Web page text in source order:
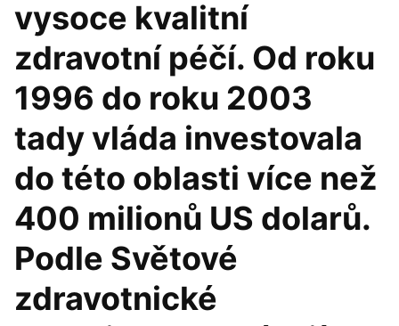
vysoce kvalitní
zdravotní péčí. Od roku
1996 do roku 2003
tady vláda investovala
do této oblasti více než
400 milionů US dolarů.
Podle Světové
zdravotnické